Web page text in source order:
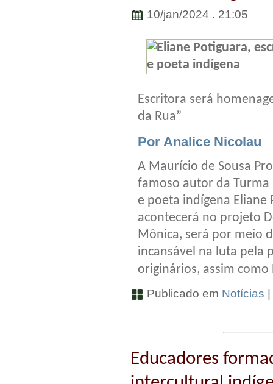
10/jan/2024 . 21:05
Escritora será
da Rua”
Por Analice Nicolau
A Maurício de Sousa
famoso autor da
e poeta indígena Eliane
acontecerá no projeto
Mônica, será por meio
incansável na luta pela
originários, assim
Publicado em Notícias
Educadores